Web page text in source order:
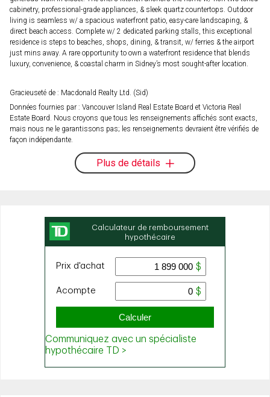
cabinetry, professional-grade appliances, & sleek quartz countertops. Outdoor
living is seamless w/ a spacious waterfront patio, easy-care landscaping, &
direct beach access. Complete w/ 2 dedicated parking stalls, this exceptional
residence is steps to beaches, shops, dining, & transit, w/ ferries & the airport
just mins away. A rare opportunity to own a waterfront residence that blends
luxury, convenience, & coastal charm in Sidney’s most sought-after location.
Gracieuseté de : Macdonald Realty Ltd. (Sid)
Données fournies par : Vancouver Island Real Estate Board et Victoria Real
Estate Board. Nous croyons que tous les renseignements affichés sont exacts,
mais nous ne le garantissons pas; les renseignements devraient être vérifiés de
façon indépendante.
Plus de détails